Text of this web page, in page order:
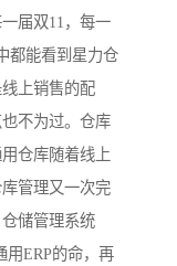
届双11，每一
都能看到星力仓
上销售的配
不为过。仓库
仓库随着线上
管理又一次完
储管理系统
用ERP的命，再